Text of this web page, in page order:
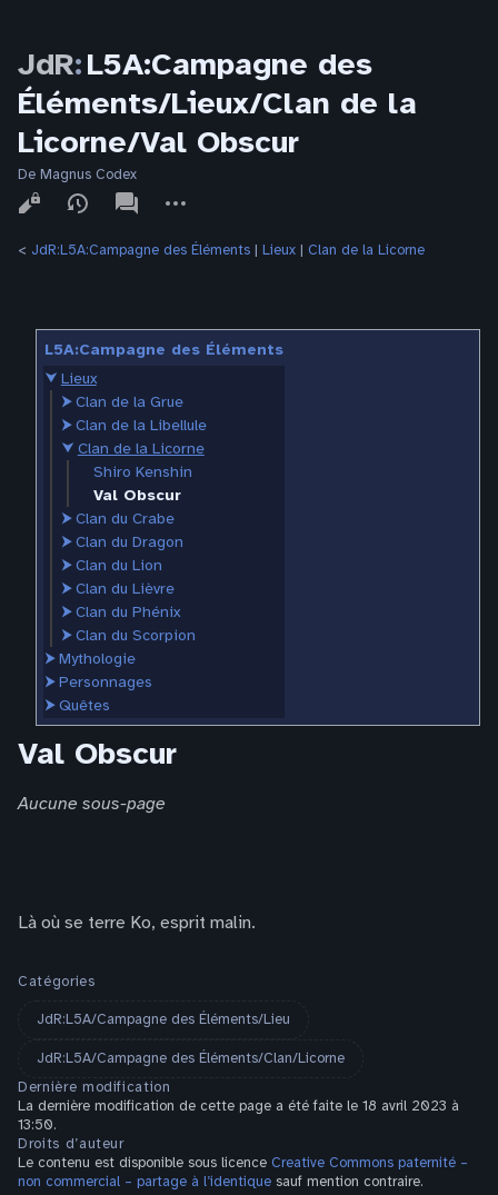
JdR:L5A:Campagne des
Éléments/Lieux/Clan de la
Licorne/Val Obscur
De Magnus Codex
Affichages
associated-
pages
actions
< JdR:L5A:Campagne des Éléments ‎ | Lieux ‎ | Clan de la Licorne
L5A:Campagne des Éléments
⮟ Lieux
⮞Clan de la Grue
⮞Clan de la Libellule
⮟ Clan de la Licorne
Shiro Kenshin
Val Obscur
⮞Clan du Crabe
⮞Clan du Dragon
⮞Clan du Lion
⮞Clan du Lièvre
⮞Clan du Phénix
⮞Clan du Scorpion
⮞Mythologie
⮞Personnages
⮞Quêtes
Val Obscur
Aucune sous-page
Là où se terre Ko, esprit malin.
Catégories
JdR:L5A/Campagne des Éléments/Lieu
JdR:L5A/Campagne des Éléments/Clan/Licorne
Dernière modification
La dernière modification de cette page a été faite le 18 avril 2023 à
13:50.
Droits d’auteur
Le contenu est disponible sous licence Creative Commons paternité –
non commercial – partage à l’identique sauf mention contraire.